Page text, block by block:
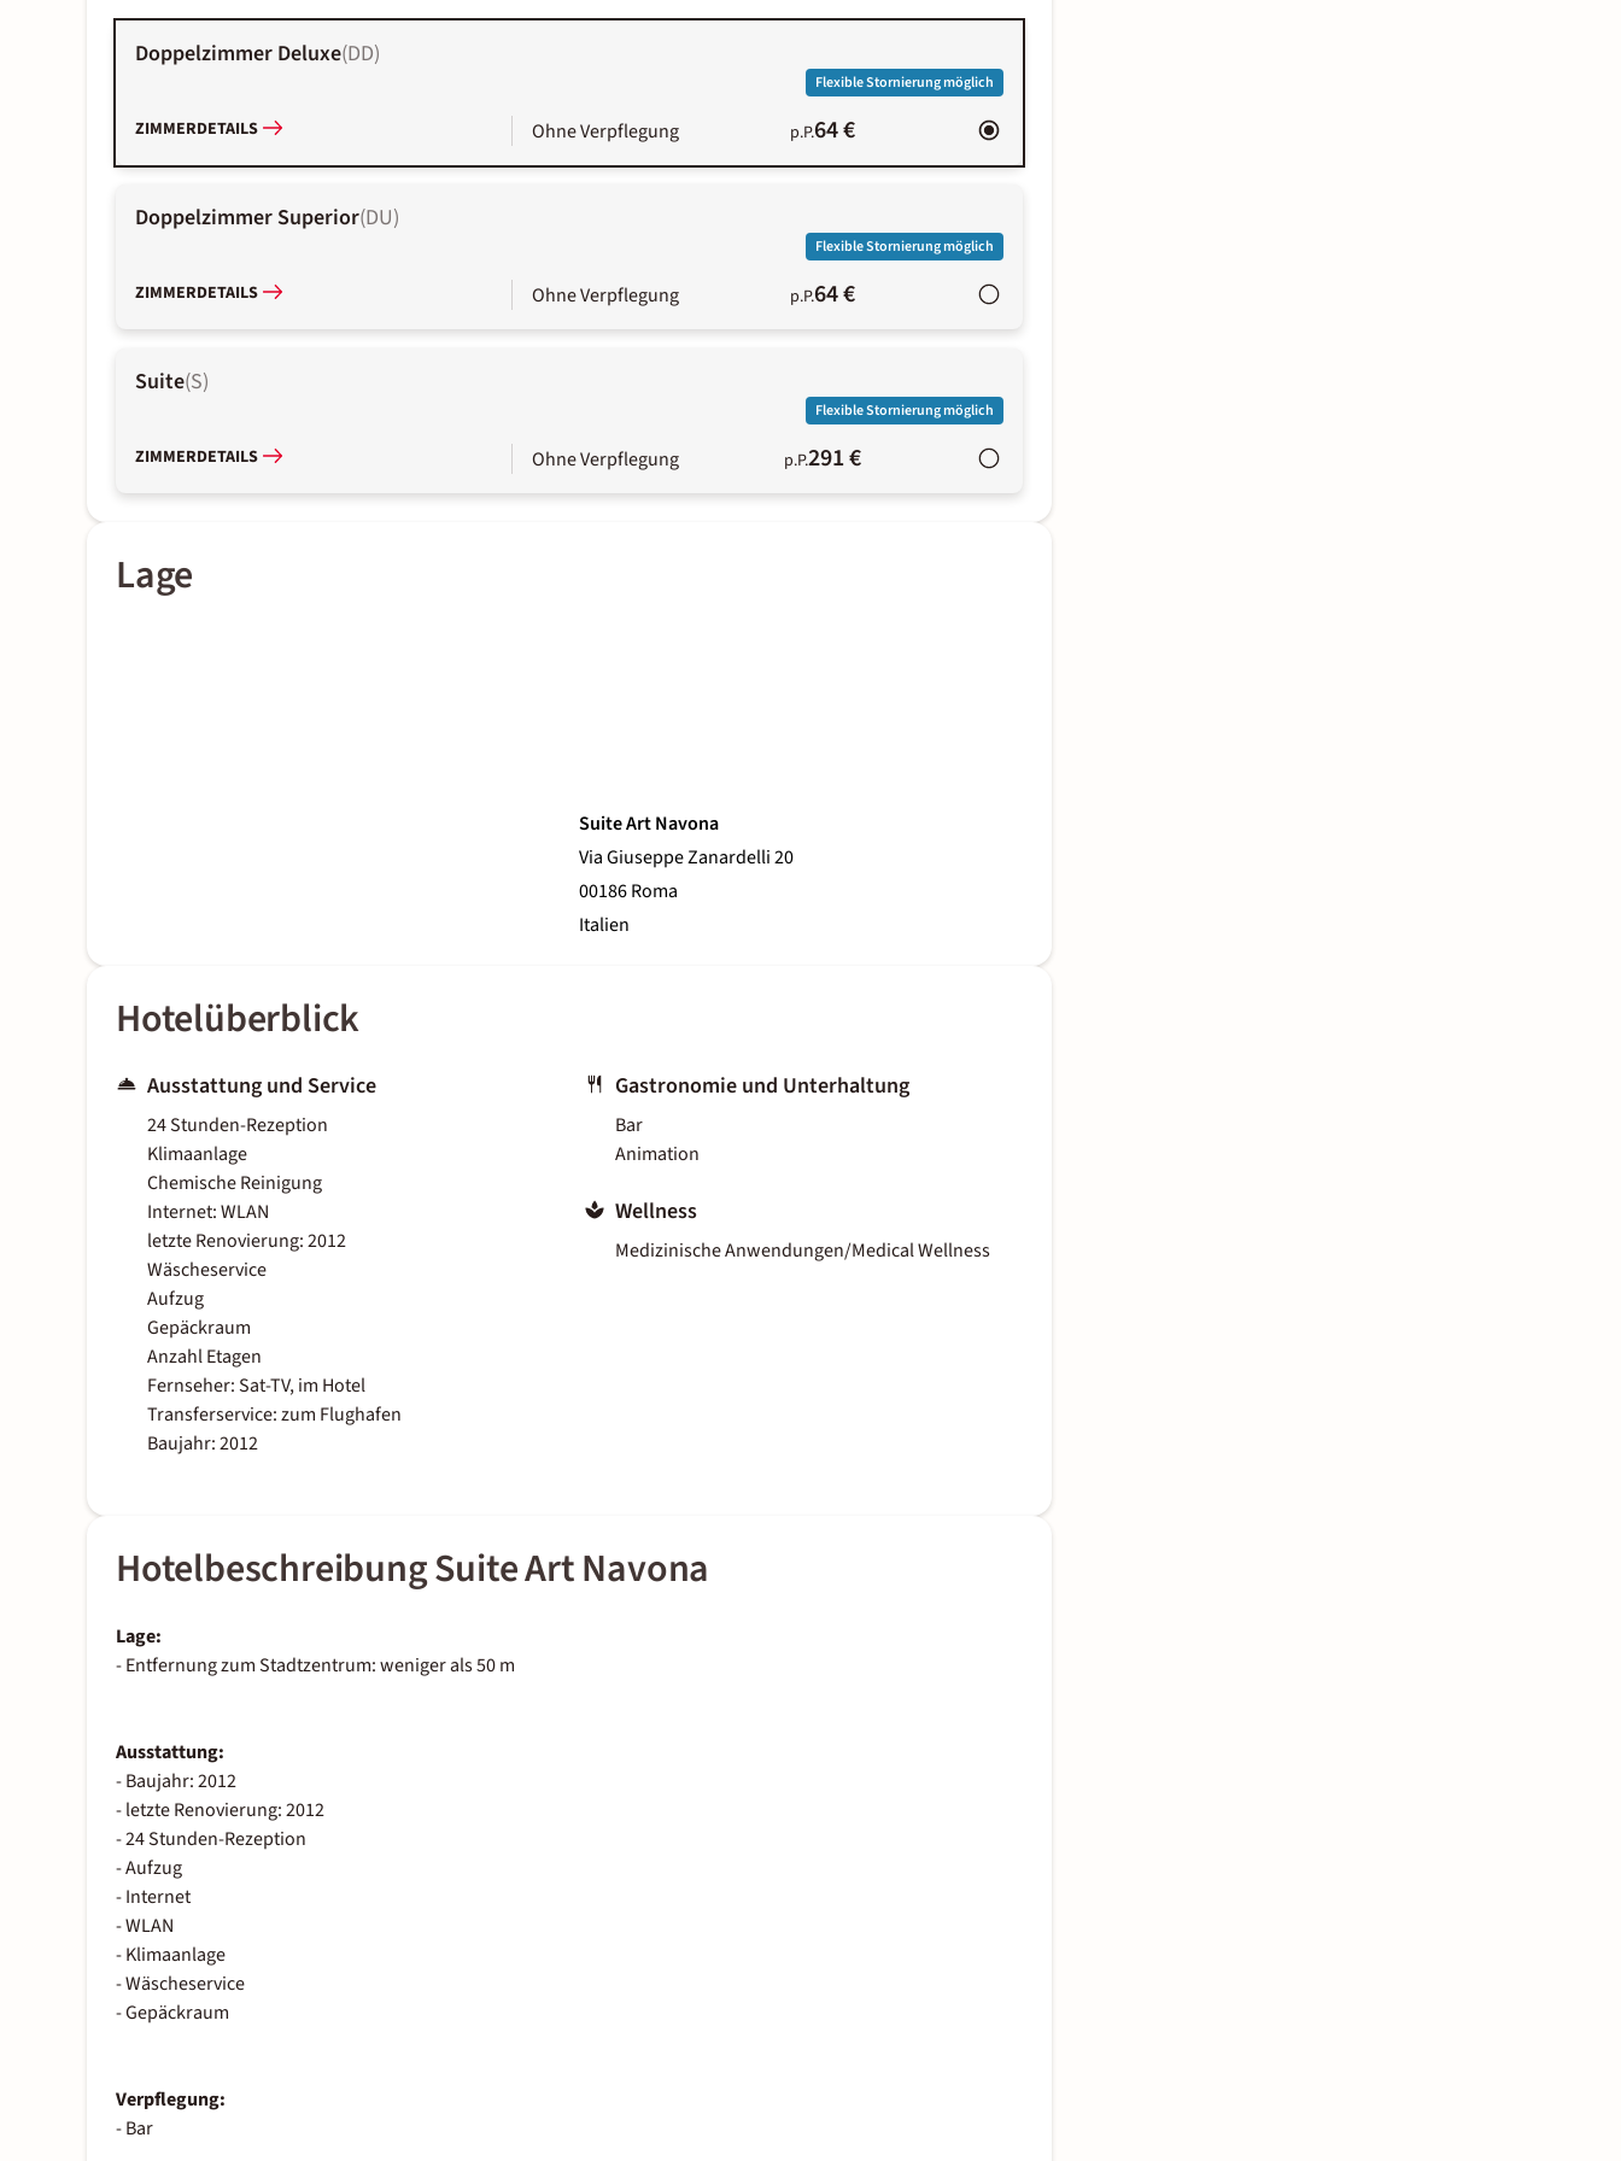
Doppelzimmer Deluxe(DD)
Flexible Stornierung möglich
ZIMMERDETAILS Ohne Verpflegung p.P.64 €
Doppelzimmer Superior(DU)
Flexible Stornierung möglich
ZIMMERDETAILS Ohne Verpflegung p.P.64 €
Suite(S)
Flexible Stornierung möglich
ZIMMERDETAILS Ohne Verpflegung p.P.291 €
Lage
Suite Art Navona
Via Giuseppe Zanardelli 20
00186 Roma
Italien
Hotelüberblick
Ausstattung und Service
24 Stunden-Rezeption
Klimaanlage
Chemische Reinigung
Internet: WLAN
letzte Renovierung: 2012
Wäscheservice
Aufzug
Gepäckraum
Anzahl Etagen
Fernseher: Sat-TV, im Hotel
Transferservice: zum Flughafen
Baujahr: 2012
Gastronomie und Unterhaltung
Bar
Animation
Wellness
Medizinische Anwendungen/Medical Wellness
Hotelbeschreibung Suite Art Navona
Lage:
- Entfernung zum Stadtzentrum: weniger als 50 m
Ausstattung:
- Baujahr: 2012
- letzte Renovierung: 2012
- 24 Stunden-Rezeption
- Aufzug
- Internet
- WLAN
- Klimaanlage
- Wäscheservice
- Gepäckraum
Verpflegung:
- Bar